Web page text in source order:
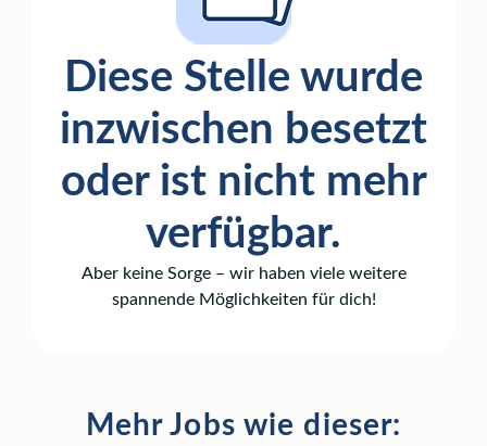
Diese Stelle wurde
inzwischen besetzt
oder ist nicht mehr
verfügbar.
Aber keine Sorge – wir haben viele weitere
spannende Möglichkeiten für dich!
Mehr Jobs wie dieser: